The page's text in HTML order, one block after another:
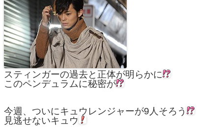
スティンガーの過去と正体が明らかに
このペンデュラムに秘密が
今週、ついにキュウレンジャーが9人そろう
見逃せないキュウ